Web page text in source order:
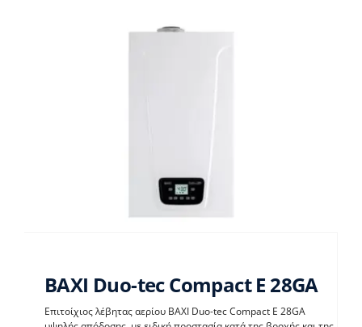
BAXI Duo-tec Compact E 28GA
Επιτοίχιος λέβητας αερίου BAXI Duo-tec Compact E 28GA